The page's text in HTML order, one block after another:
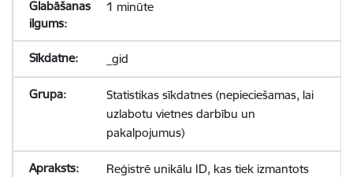
1 minūte
_gid
Statistikas sīkdatnes (nepieciešamas, lai
uzlabotu vietnes darbību un
pakalpojumus)
Reģistrē unikālu ID, kas tiek izmantots